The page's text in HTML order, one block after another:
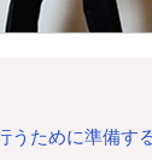
うために準備す